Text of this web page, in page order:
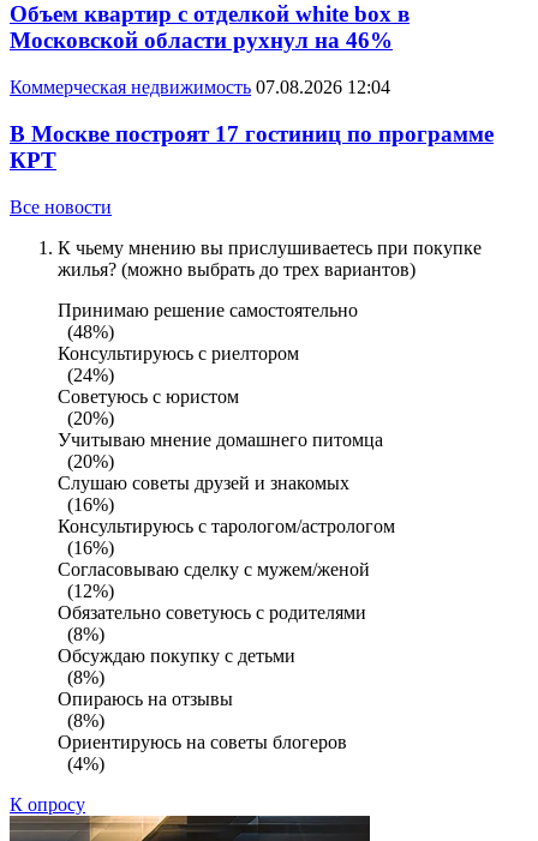
Объем квартир с отделкой white box в
Московской области рухнул на 46%
Коммерческая недвижимость 07.08.2026 12:04
В Москве построят 17 гостиниц по программе
КРТ
Все новости
К чьему мнению вы прислушиваетесь при покупке
жилья? (можно выбрать до трех вариантов)
Принимаю решение самостоятельно
(48%)
Консультируюсь с риелтором
(24%)
Советуюсь с юристом
(20%)
Учитываю мнение домашнего питомца
(20%)
Слушаю советы друзей и знакомых
(16%)
Консультируюсь с тарологом/астрологом
(16%)
Согласовываю сделку с мужем/женой
(12%)
Обязательно советуюсь с родителями
(8%)
Обсуждаю покупку с детьми
(8%)
Опираюсь на отзывы
(8%)
Ориентируюсь на советы блогеров
(4%)
К опросу